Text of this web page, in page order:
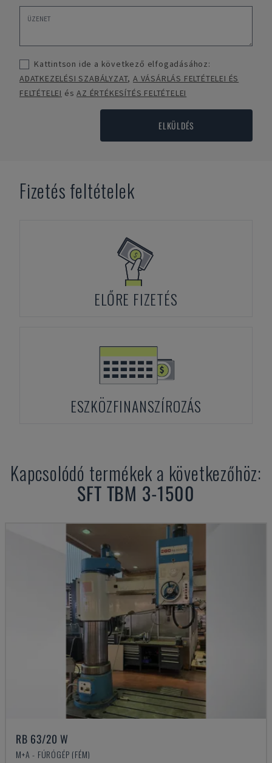
Kattintson ide a következő elfogadásához:
ADATKEZELÉSI SZABÁLYZAT,A VÁSÁRLÁS FELTÉTELEI ÉS
FELTÉTELEI ésAZ ÉRTÉKESÍTÉS FELTÉTELEI
ELKÜLDÉS
Fizetés feltételek
ELŐRE FIZETÉS
ESZKÖZFINANSZÍROZÁS
Kapcsolódó termékek a következőhöz:
SFT TBM 3-1500
RB 63/20 W
M+A - FÚRÓGÉP (FÉM)